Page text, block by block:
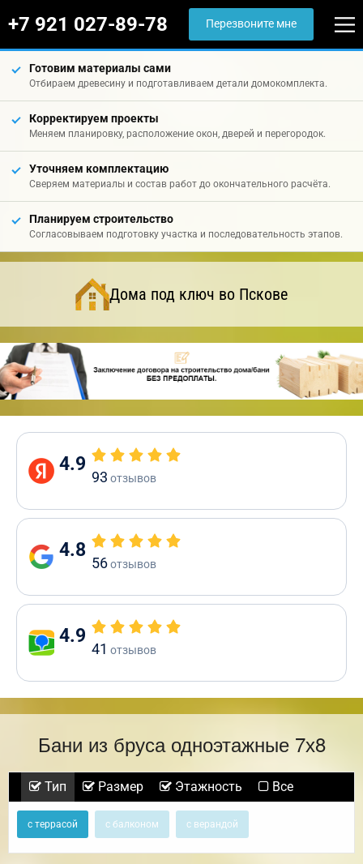
+7 921 027-89-78 Перезвоните мне
Готовим материалы сами
Отбираем древесину и подготавливаем детали домокомплекта.
Корректируем проекты
Меняем планировку, расположение окон, дверей и перегородок.
Уточняем комплектацию
Сверяем материалы и состав работ до окончательного расчёта.
Планируем строительство
Согласовываем подготовку участка и последовательность этапов.
Дома под ключ во Пскове
4.9
93 отзывов
4.8
56отзывов
4.9
41 отзывов
Бани из бруса одноэтажные 7х8
Тип Размер Этажность Все
с террасой с балконом с верандой